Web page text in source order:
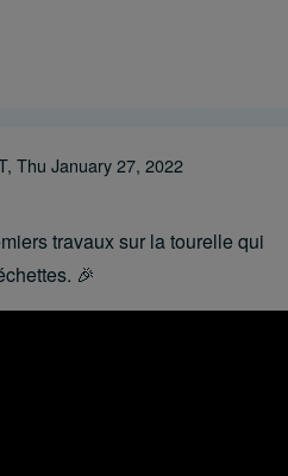
Thu January 27, 2022
travaux sur la tourelle qui
🎉